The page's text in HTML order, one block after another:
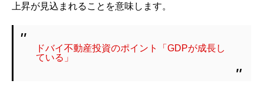
上昇が見込まれることを意味します。
ドバイ不動産投資のポイント「GDPが成長し
ている」